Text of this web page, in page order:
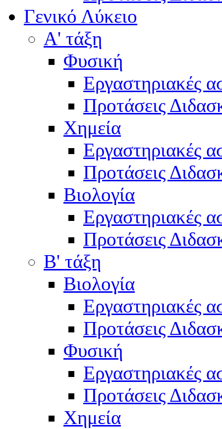
Γενικό Λύκειο
Α' τάξη
Φυσική
Εργαστηριακές
Προτάσεις
Χημεία
Εργαστηριακές
Προτάσεις
Βιολογία
Εργαστηριακές
Προτάσεις
Β' τάξη
Βιολογία
Εργαστηριακές
Προτάσεις
Φυσική
Εργαστηριακές
Προτάσεις
Χημεία